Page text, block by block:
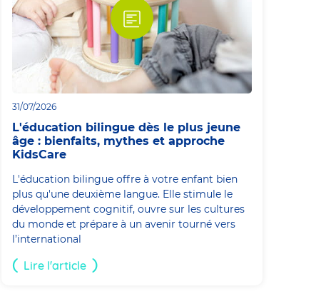
31/07/2026
L'éducation bilingue dès le plus jeune
âge : bienfaits, mythes et approche
KidsCare
L'éducation bilingue offre à votre enfant bien
plus qu'une deuxième langue. Elle stimule le
développement cognitif, ouvre sur les cultures
du monde et prépare à un avenir tourné vers
l’international
Lire l'article